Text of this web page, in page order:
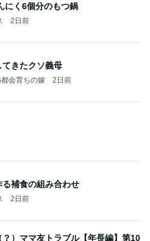
ズニーストア夏祭り…何当た
高校生Dヲタ Ꭰ-ᎮꭵꭹꭴのDisneyにっき！！✎ܚ 14日前